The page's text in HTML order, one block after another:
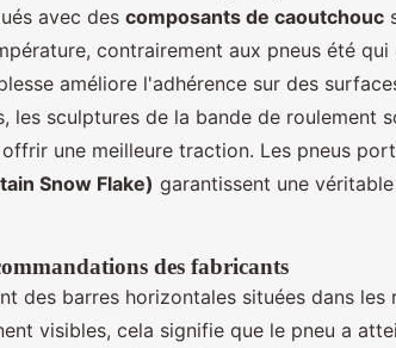
avec des composants de caoutchouc
contrairement aux pneus été qui
améliore l'adhérence sur des
les sculptures de la bande de roulement
une meilleure traction. Les pneus
Snow Flake) garantissent une
des fabricants
des barres horizontales situées dans les
visibles, cela signifie que le pneu a